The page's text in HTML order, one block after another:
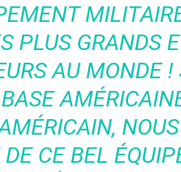
PLUS GRANDS
AU MONDE !
DE CE BEL